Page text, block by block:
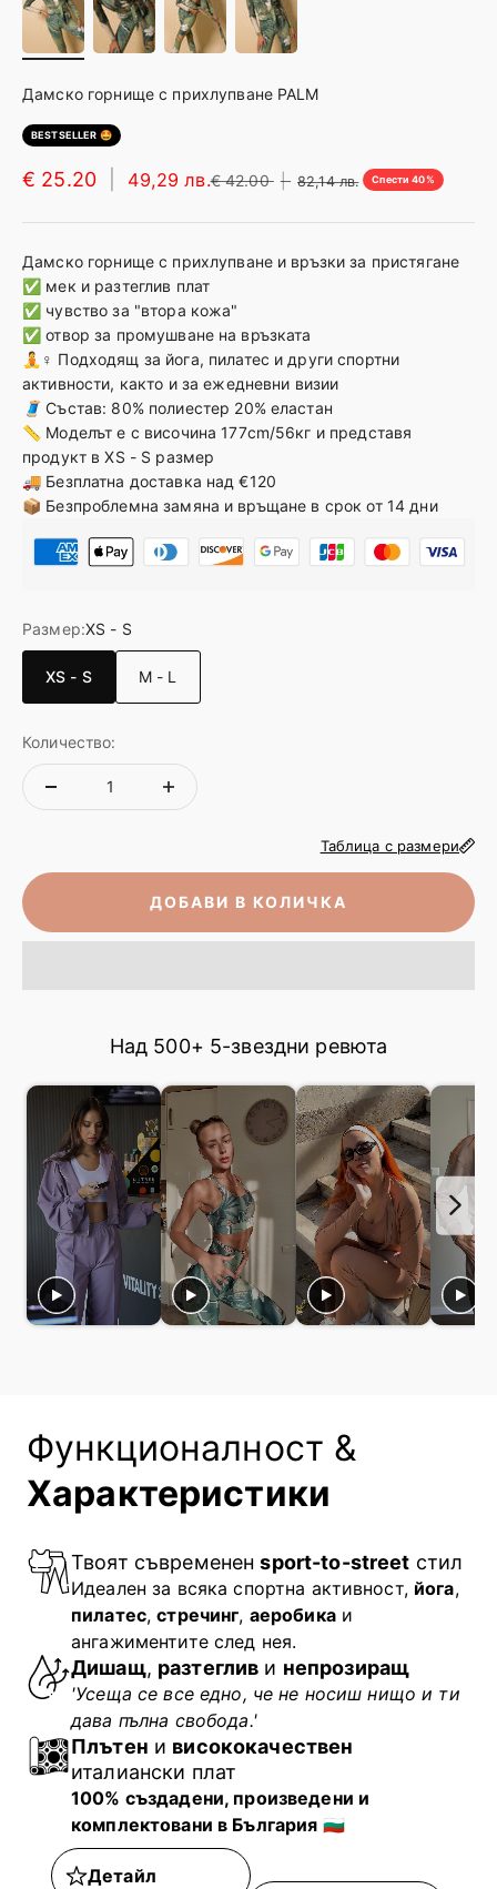
Дамско горнище с прихлупване PALM
BESTSELLER 🤩
€ 25.20 49,29 лв.€ 42.00 | 82,14 лв. Спести 40%
Дамско горнище с прихлупване и връзки за пристягане
✅ мек и разтеглив плат
✅ чувство за "втора кожа"
✅ отвор за промушване на връзката
🧘♀️ Подходящ за йога, пилатес и други спортни
активности, както и за ежедневни визии
🧵Състав: 80% полиестер 20% еластан
📏 Моделът е с височина 177cm/56кг и представя
продукт в XS - S размер
🚚 Безплатна доставка над €120
📦 Безпроблемна замяна и връщане в срок от 14 дни
Размер:XS - S
XS - S M - L
Количество:
Таблица с размери
ДОБАВИ В КОЛИЧКА
Над 500+ 5-звездни ревюта
Функционалност &
Характеристики
Твоят съвремененsport-to-street стил
Идеален за всяка спортна активност, йога,
пилатес,стречинг, аеробикаи
ангажиментите след нея.
Дишащ, разтеглив и непрозиращ
'Усеща се все едно, че не носиш нищо и ти
дава пълна свобода.'
Плътен и висококачествен
италиански плат
100% създадени, произведени и
комплектовани в България 🇧🇬
Детайл
Талия 62-64см 65-69см
* За максимална точност, описаните размери важат спрямо вашите
🤔Не сте сигурни за размерите?